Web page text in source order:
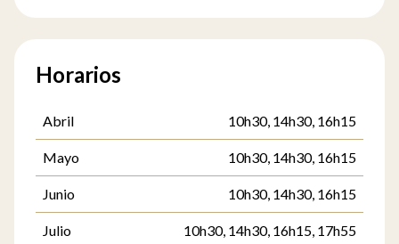
Horarios
Abril 10h30, 14h30, 16h15
Mayo 10h30, 14h30, 16h15
Junio 10h30, 14h30, 16h15
Julio 10h30, 14h30, 16h15, 17h55